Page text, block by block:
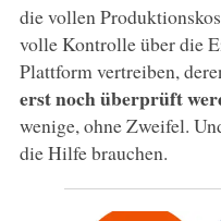
die vollen
volle Kontrolle über die
Plattform vertreiben,
erst noch überprüft
wenige, ohne Zweifel.
die Hilfe brauchen.